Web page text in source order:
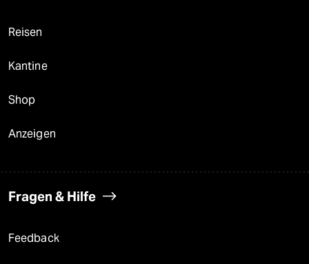
Reisen
Kantine
Shop
Anzeigen
Fragen & Hilfe
Feedback